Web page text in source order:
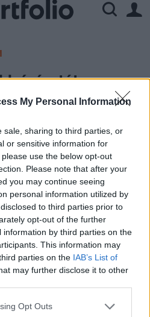
My Personal Information
sale, sharing to third parties, or
or sensitive information for
use the below opt-out
Please note that after your
you may continue seeing
personal information utilized by
to third parties prior to
opt-out of the further
by third parties on the
This information may
parties on the IAB’s List of
may further disclose it to other
Opt Outs
ígéretét
Donald Trump
csütörtökön írja alá azt a
amely az oktatási
célozza, beváltva
kampányígéretét -
szerint az amerikai
áll. A rendelet arra utasítja